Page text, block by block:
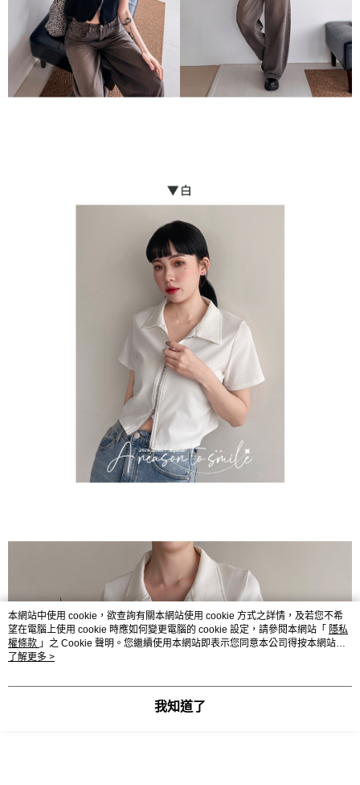
本網站中使用 cookie，欲查詢有關本網站使用 cookie 方式之詳情，及若您不希
望在電腦上使用 cookie 時應如何變更電腦的 cookie 設定，請參閱本網站「 隱私
權條款 」之 Cookie 聲明。您繼續使用本網站即表示您同意本公司得按本網站使
用條款之 Cookie 聲明使用 cookie。
了解更多 >
我知道了